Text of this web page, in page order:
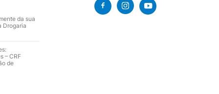
da sua
Drogaria
– CRF
de